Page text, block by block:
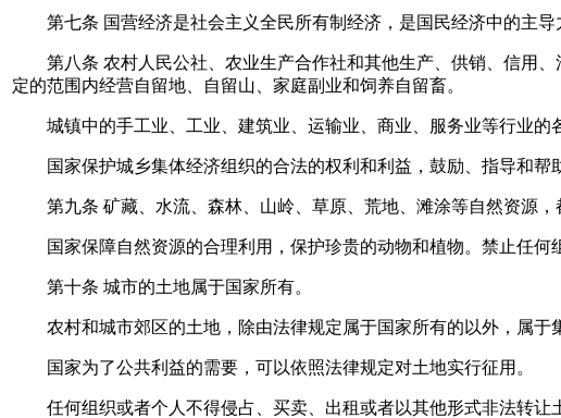
第七条 国营经济是社会主义全民所有制经济，是国民经济中的主导
第八条 农村人民公社、农业生产合作社和其他生产、供销、信用、
定的范围内经营自留地、自留山、家庭副业和饲养自留畜。
城镇中的手工业、工业、建筑业、运输业、商业、服务业等行业的
国家保护城乡集体经济组织的合法的权利和利益，鼓励、指导和帮
第九条 矿藏、水流、森林、山岭、草原、荒地、滩涂等自然资源，
国家保障自然资源的合理利用，保护珍贵的动物和植物。禁止任何
第十条 城市的土地属于国家所有。
农村和城市郊区的土地，除由法律规定属于国家所有的以外，属于
国家为了公共利益的需要，可以依照法律规定对土地实行征用。
任何组织或者个人不得侵占、买卖、出租或者以其他形式非法转让